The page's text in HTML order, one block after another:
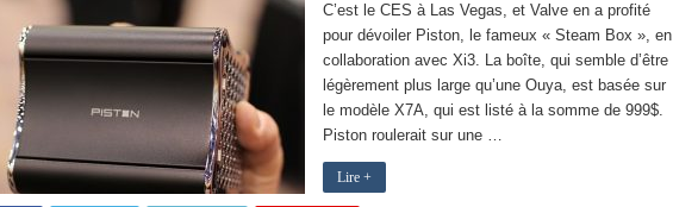
C’est le CES à Las Vegas, et Valve en a profité
pour dévoiler Piston, le fameux « Steam Box », en
collaboration avec Xi3. La boîte, qui semble d’être
légèrement plus large qu’une Ouya, est basée sur
le modèle X7A, qui est listé à la somme de 999$.
Piston roulerait sur une …
Lire +